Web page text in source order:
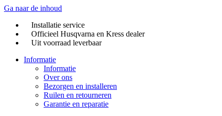
Ga naar de inhoud
Installatie service
Officieel Husqvarna en Kress dealer
Uit voorraad leverbaar
Informatie
Informatie
Over ons
Bezorgen en installeren
Ruilen en retourneren
Garantie en reparatie